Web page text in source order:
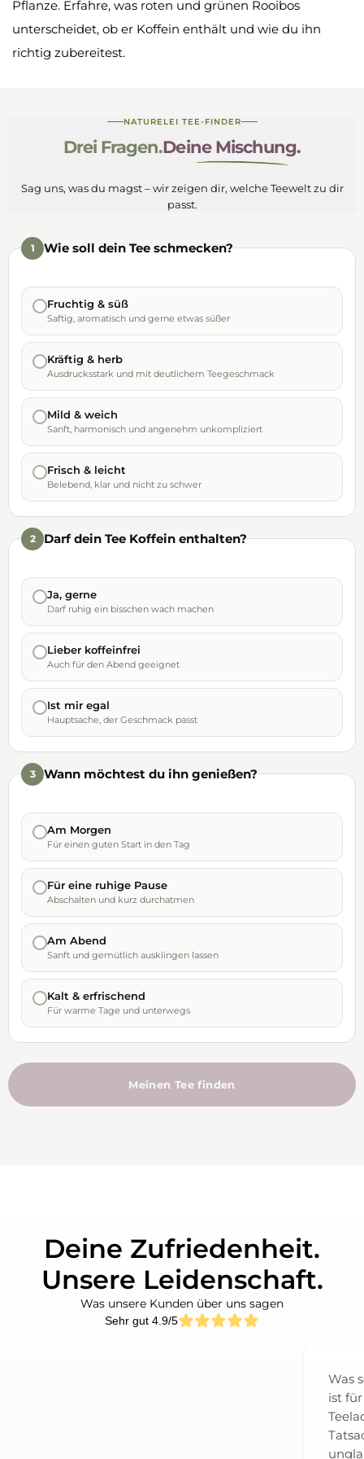
Pflanze. Erfahre, was roten und grünen Rooibos
unterscheidet, ob er Koffein enthält und wie du ihn
richtig zubereitest.
NATURELEI TEE-FINDER
Drei Fragen.Deine Mischung.
Sag uns, was du magst – wir zeigen dir, welche Teewelt zu dir
passt.
1 Wie soll dein Tee schmecken?
Fruchtig & süß
Saftig, aromatisch und gerne etwas süßer
Kräftig & herb
Ausdrucksstark und mit deutlichem Teegeschmack
Mild & weich
Sanft, harmonisch und angenehm unkompliziert
Frisch & leicht
Belebend, klar und nicht zu schwer
2 Darf dein Tee Koffein enthalten?
Ja, gerne
Darf ruhig ein bisschen wach machen
Lieber koffeinfrei
Auch für den Abend geeignet
Ist mir egal
Hauptsache, der Geschmack passt
3 Wann möchtest du ihn genießen?
Am Morgen
Für einen guten Start in den Tag
Für eine ruhige Pause
Abschalten und kurz durchatmen
Am Abend
Sanft und gemütlich ausklingen lassen
Kalt & erfrischend
Für warme Tage und unterwegs
Meinen Tee finden
Deine Zufriedenheit.
Unsere Leidenschaft.
Was unsere Kunden über uns sagen
Sehr gut 4.9/5